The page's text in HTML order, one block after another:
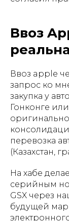
Ввоз
Ввоз apple
запрос ко
закупка у
Гонконге
перевозка
(Казахстан,
На хабе
серийным
GSX через
будущей